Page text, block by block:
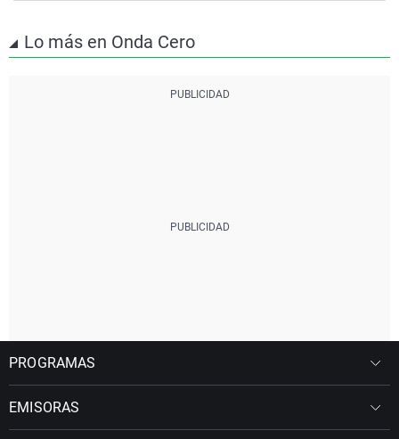
Lo más en Onda Cero
PROGRAMAS
EMISORAS